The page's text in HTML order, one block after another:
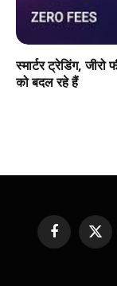
स्मार्टर ट्रेडिंग,
को बदल रहे हैं
FacebookX